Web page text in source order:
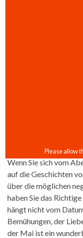
Wenn Sie sich vom
auf die Geschichten
über die möglichen
haben Sie das
hängt nicht vom
Bemühungen, der
der Mai ist ein